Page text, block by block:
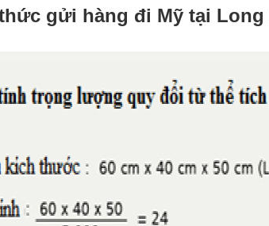
gửi hàng đi Mỹ tại Long